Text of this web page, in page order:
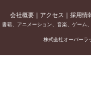
会社概要 アクセス 採用情
書籍、アニメーション、音楽、ゲーム
株式会社オーバーラ